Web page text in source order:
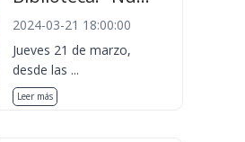
2024-03-21 18:00:00
Jueves 21 de marzo,
desde las ...
Leer más